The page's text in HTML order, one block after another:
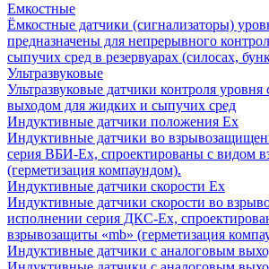
Емкостные
Ёмкостные датчики (сигнализаторы)
предназначены для непрерывного
сыпучих сред в резервуарах (силосах,
Ультразвуковые
Ультразвуковые датчики контроля
выходом для жидких и сыпучих сред
Индуктивные датчики положения Ех
Индуктивные датчики во
серия ВБИ-Ех, спроектированы с видом
(герметизация компаундом).
Индуктивные датчики скорости Ех
Индуктивные датчики скорости во
исполнении серия ДКС-Ех,
взрывозащиты «mb» (герметизация
Индуктивные датчики с аналоговым